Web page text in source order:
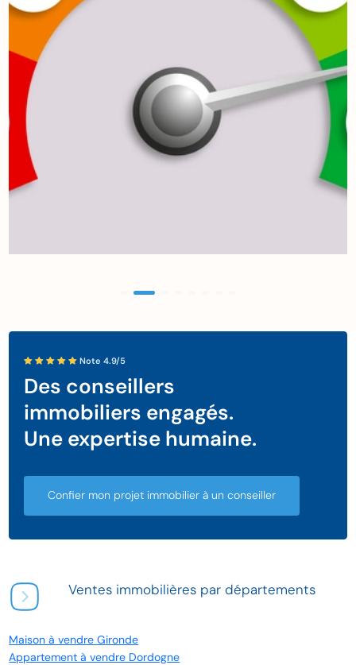
Note 4.9/5
Des conseillers
immobiliers engagés.
Une expertise humaine.
Confier mon projet immobilier à un conseiller
Ventes immobilières par départements
Maison à vendre Gironde
Appartement à vendre Dordogne